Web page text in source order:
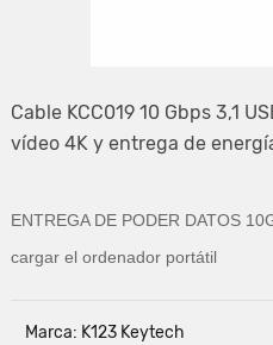
Cable KCC019 10 Gbps 3,1
vídeo 4K y entrega de
ENTREGA DE PODER DATOS
cargar el ordenador portátil
Marca: K123 Keytech